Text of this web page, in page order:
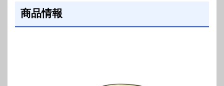
商品情報